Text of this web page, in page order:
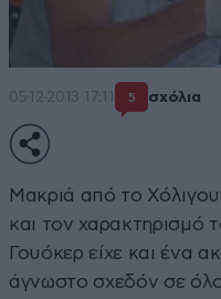
05·12·2013 17:11 5 σχόλια
Μακριά από το
και τον χαρακτηρισμό
Γουόκερ είχε και ένα
άγνωστο σχεδόν σε